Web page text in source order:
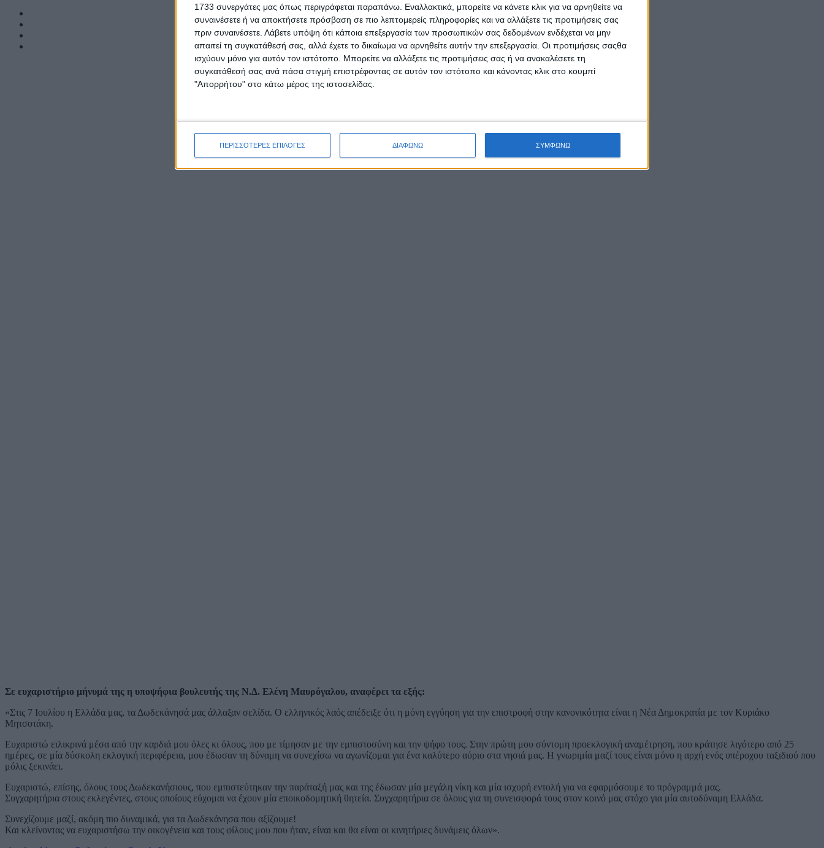
1733 συνεργάτες μας όπως περιγράφεται παραπάνω. Εναλλακτικά, μπορείτε να κάνετε κλικ για να αρνηθείτε να
συναινέσετε ή να αποκτήσετε πρόσβαση σε πιο λεπτομερείς πληροφορίες και να αλλάξετε τις προτιμήσεις σας
πριν συναινέσετε. Λάβετε υπόψη ότι κάποια επεξεργασία των προσωπικών σας δεδομένων ενδέχεται να μην
απαιτεί τη συγκατάθεσή σας, αλλά έχετε το δικαίωμα να αρνηθείτε αυτήν την επεξεργασία. Οι προτιμήσεις σαςθα
ισχύουν μόνο για αυτόν τον ιστότοπο. Μπορείτε να αλλάξετε τις προτιμήσεις σας ή να ανακαλέσετε τη
συγκατάθεσή σας ανά πάσα στιγμή επιστρέφοντας σε αυτόν τον ιστότοπο και κάνοντας κλικ στο κουμπί
"Απορρήτου" στο κάτω μέρος της ιστοσελίδας.
ΠΕΡΙΣΣΟΤΕΡΕΣ ΕΠΙΛΟΓΕΣ ΔΙΑΦΩΝΩ ΣΥΜΦΩΝΩ
Σε ευχαριστήριο μήνυμά της η υποψήφια βουλευτής της Ν.Δ. Ελένη Μαυρόγαλου, αναφέρει τα εξής:
«Στις 7 Ιουλίου η Ελλάδα μας, τα Δωδεκάνησά μας άλλαξαν σελίδα. Ο ελληνικός λαός απέδειξε ότι η μόνη εγγύηση για την επιστροφή στην κανονικότητα είναι η Νέα Δημοκρατία με τον Κυριάκο
Μητσοτάκη.
Ευχαριστώ ειλικρινά μέσα από την καρδιά μου όλες κι όλους, που με τίμησαν με την εμπιστοσύνη και την ψήφο τους. Στην πρώτη μου σύντομη προεκλογική αναμέτρηση, που κράτησε λιγότερο από 25
ημέρες, σε μία δύσκολη εκλογική περιφέρεια, μου έδωσαν τη δύναμη να συνεχίσω να αγωνίζομαι για ένα καλύτερο αύριο στα νησιά μας. Η γνωριμία μαζί τους είναι μόνο η αρχή ενός υπέροχου ταξιδιού που
μόλις ξεκινάει.
Ευχαριστώ, επίσης, όλους τους Δωδεκανήσιους, που εμπιστεύτηκαν την παράταξή μας και της έδωσαν μία μεγάλη νίκη και μία ισχυρή εντολή για να εφαρμόσουμε το πρόγραμμά μας.
Συγχαρητήρια στους εκλεγέντες, στους οποίους εύχομαι να έχουν μία εποικοδομητική θητεία. Συγχαρητήρια σε όλους για τη συνεισφορά τους στον κοινό μας στόχο για μία αυτοδύναμη Ελλάδα.
Συνεχίζουμε μαζί, ακόμη πιο δυναμικά, για τα Δωδεκάνησα που αξίζουμε!
Και κλείνοντας να ευχαριστήσω την οικογένεια και τους φίλους μου που ήταν, είναι και θα είναι οι κινητήριες δυνάμεις όλων».